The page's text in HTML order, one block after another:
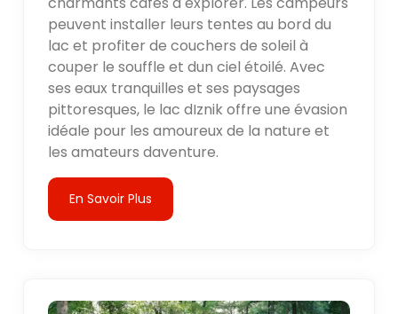
peuvent installer leurs tentes au bord du
lac et profiter de couchers de soleil à
couper le souffle et dun ciel étoilé. Avec
ses eaux tranquilles et ses paysages
pittoresques, le lac dIznik offre une évasion
idéale pour les amoureux de la nature et
les amateurs daventure.
En Savoir Plus